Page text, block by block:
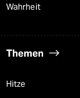
Wahrheit
Themen
Hitze